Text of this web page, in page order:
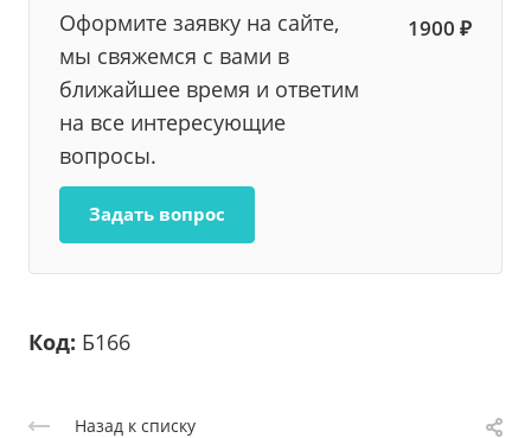
Оформите заявку на сайте,
мы свяжемся с вами в
ближайшее время и ответим
на все интересующие
вопросы.
1900 ₽
Задать вопрос
Код: Б166
Назад к списку